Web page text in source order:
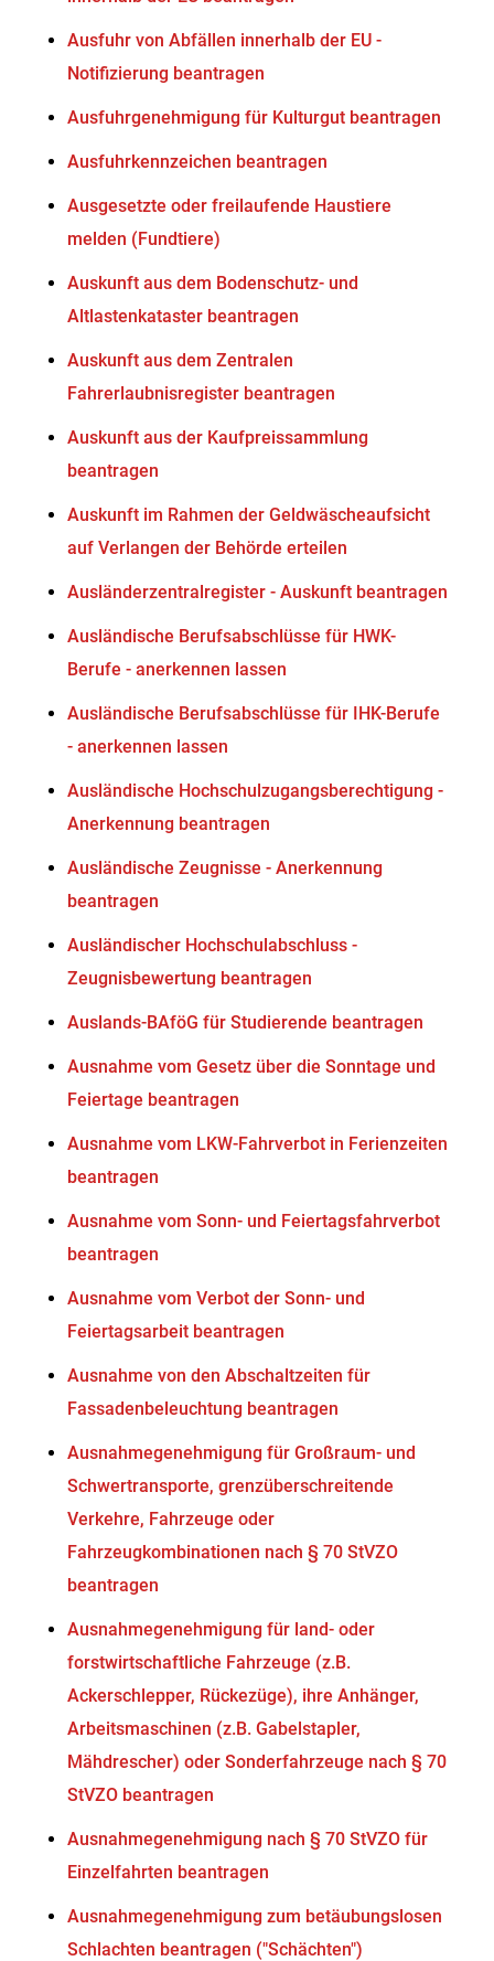
Ausfuhr von Abfällen innerhalb der EU -
Notifizierung beantragen
Ausfuhrgenehmigung für Kulturgut beantragen
Ausfuhrkennzeichen beantragen
Ausgesetzte oder freilaufende Haustiere
melden (Fundtiere)
Auskunft aus dem Bodenschutz- und
Altlastenkataster beantragen
Auskunft aus dem Zentralen
Fahrerlaubnisregister beantragen
Auskunft aus der Kaufpreissammlung
beantragen
Auskunft im Rahmen der Geldwäscheaufsicht
auf Verlangen der Behörde erteilen
Ausländerzentralregister - Auskunft beantragen
Ausländische Berufsabschlüsse für HWK-
Berufe - anerkennen lassen
Ausländische Berufsabschlüsse für IHK-Berufe
- anerkennen lassen
Ausländische Hochschulzugangsberechtigung -
Anerkennung beantragen
Ausländische Zeugnisse - Anerkennung
beantragen
Ausländischer Hochschulabschluss -
Zeugnisbewertung beantragen
Auslands-BAföG für Studierende beantragen
Ausnahme vom Gesetz über die Sonntage und
Feiertage beantragen
Ausnahme vom LKW-Fahrverbot in Ferienzeiten
beantragen
Ausnahme vom Sonn- und Feiertagsfahrverbot
beantragen
Ausnahme vom Verbot der Sonn- und
Feiertagsarbeit beantragen
Ausnahme von den Abschaltzeiten für
Fassadenbeleuchtung beantragen
Ausnahmegenehmigung für Großraum- und
Schwertransporte, grenzüberschreitende
Verkehre, Fahrzeuge oder
Fahrzeugkombinationen nach § 70 StVZO
beantragen
Ausnahmegenehmigung für land- oder
forstwirtschaftliche Fahrzeuge (z.B.
Ackerschlepper, Rückezüge), ihre Anhänger,
Arbeitsmaschinen (z.B. Gabelstapler,
Mähdrescher) oder Sonderfahrzeuge nach § 70
StVZO beantragen
Ausnahmegenehmigung nach § 70 StVZO für
Einzelfahrten beantragen
Ausnahmegenehmigung zum betäubungslosen
Schlachten beantragen ("Schächten")